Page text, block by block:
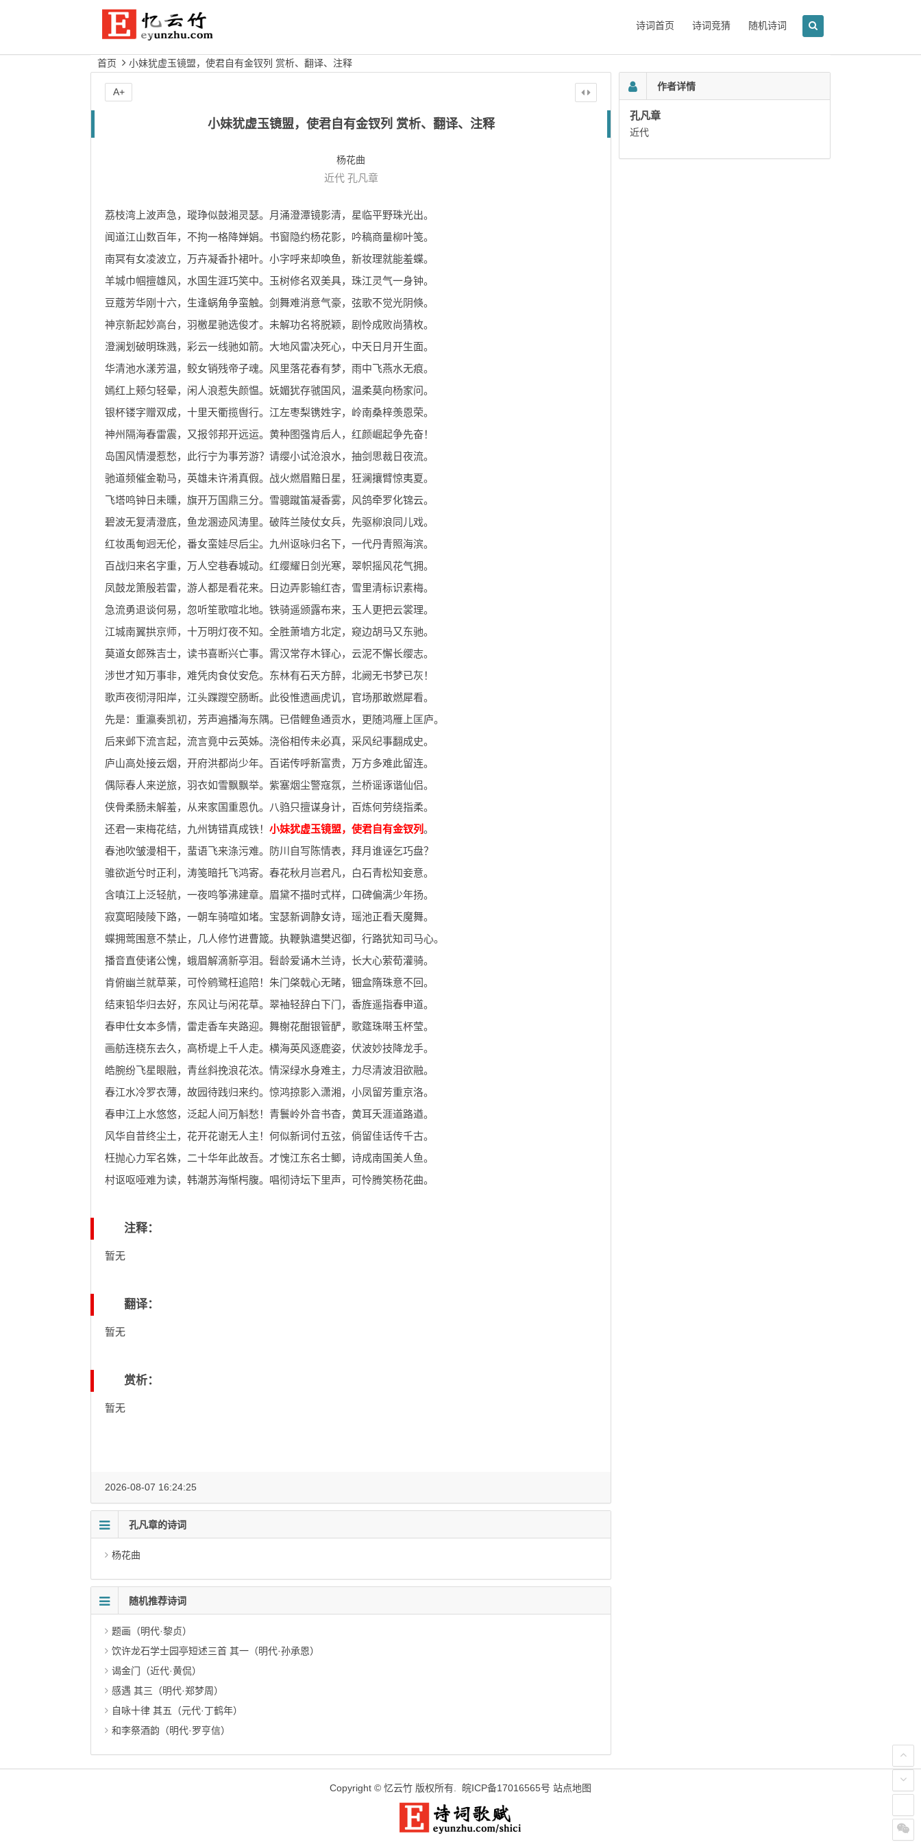
诗词首页 诗词竞猜 随机诗词
首页 小妹犹虚玉镜盟，使君自有金钗列 赏析、翻译、注释
小妹犹虚玉镜盟，使君自有金钗列 赏析、翻译、注释
杨花曲
近代 孔凡章
荔枝湾上波声急，瑽琤似鼓湘灵瑟。月涌澄潭镜影清，星临平野珠光出。
闻道江山数百年，不拘一格降婵娟。书窗隐约杨花影，吟稿商量柳叶笺。
南冥有女凌波立，万卉凝香扑裙叶。小字呼来却唤鱼，新妆理就能羞蝶。
羊城巾帼擅雄风，水国生涯巧笑中。玉树修名双美具，珠江灵气一身钟。
豆蔻芳华刚十六，生逢蜗角争蛮触。剑舞难消意气豪，弦歌不觉光阴倏。
神京新起妙高台，羽檄星驰选俊才。未解功名将脱颖，剧怜成败尚猜枚。
澄澜划破明珠溅，彩云一线驰如箭。大地风雷决死心，中天日月开生面。
华清池水漾芳温，鲛女销残帝子魂。风里落花春有梦，雨中飞燕水无痕。
嫣红上颊匀轻晕，闲人浪惹失颜愠。妩媚犹存虢国风，温柔莫向杨家问。
银杯镂字赠双成，十里天衢揽辔行。江左枣梨镌姓字，岭南桑梓羡恩荣。
神州隔海春雷震，又报邻邦开远运。黄种图强肯后人，红颜崛起争先奋！
岛国风情漫惹愁，此行宁为事芳游？请缨小试沧浪水，抽剑思裁日夜流。
驰道频催金勒马，英雄未许淆真假。战火燃眉黯日星，狂澜攘臂惊夷夏。
飞塔鸣钟日未曛，旗开万国鼎三分。雪骢蹴笛凝香雾，风鸽牵罗化锦云。
碧波无复清澄底，鱼龙溷迹风涛里。破阵兰陵仗女兵，先驱柳浪同儿戏。
红妆禹甸迥无伦，番女蛮娃尽后尘。九州讴咏归名下，一代丹青照海滨。
百战归来名字重，万人空巷春城动。红缨耀日剑光寒，翠帜摇风花气拥。
凤鼓龙箫殷若雷，游人都是看花来。日边弄影输红杏，雪里清标识素梅。
急流勇退谈何易，忽听笙歌喧北地。铁骑遥颁露布来，玉人更把云裳理。
江城南翼拱京师，十万明灯夜不知。全胜萧墙方北定，窥边胡马又东驰。
莫道女郎殊吉士，读书喜断兴亡事。霄汉常存木铎心，云泥不懈长缨志。
涉世才知万事非，难凭肉食仗安危。东林有石天方醉，北阙无书梦已灰！
歌声夜彻浔阳岸，江头蹀躞空肠断。此役惟遗画虎讥，官场那敢燃犀看。
先是：重瀛奏凯初，芳声遍播海东隅。已借鲤鱼通贡水，更随鸿雁上匡庐。
后来邺下流言起，流言竟中云英姊。浇俗相传未必真，采风纪事翻成史。
庐山高处接云烟，开府洪都尚少年。百诺传呼新富贵，万方多难此留连。
偶际春人来逆旅，羽衣如雪飘飘举。紫塞烟尘警寇氛，兰桥谣诼谐仙侣。
侠骨柔肠未解羞，从来家国重恩仇。八驺只擅谋身计，百炼何劳绕指柔。
还君一束梅花结，九州铸错真成铁！ 小妹犹虚玉镜盟，使君自有金钗列。
春池吹皱漫相干，蜚语飞来涤污难。防川自写陈情表，拜月谁诬乞巧盘？
骓欲逝兮时正利，涛笺暗托飞鸿寄。春花秋月岂君凡，白石青松知妾意。
含嗔江上泛轻航，一夜鸣筝沸建章。眉黛不描时式样，口碑偏满少年扬。
寂寞昭陵陵下路，一朝车骑喧如堵。宝瑟新调静女诗，瑶池正看天魔舞。
蝶拥莺围意不禁止，几人修竹进曹箴。执鞭孰遣樊迟御，行路犹知司马心。
播音直使诸公愧，蛾眉解滴新亭泪。髫龄爱诵木兰诗，长大心萦荀灌骑。
肯俯幽兰就草莱，可怜鹓鹭枉追陪！朱门棨戟心无睹，钿盒隋珠意不回。
结束铅华归去好，东风让与闲花草。翠袖轻辞白下门，香旌遥指春申道。
春申仕女本多情，雷走香车夹路迎。舞榭花酣银管酽，歌筵珠啭玉杯莹。
画舫连桡东去久，高桥堤上千人走。横海英风逐鹿姿，伏波妙技降龙手。
皓腕纷飞星眼融，青丝斜挽浪花浓。情深绿水身难主，力尽清波泪欲融。
春江水冷罗衣薄，故园待践归来约。惊鸿掠影入潇湘，小凤留芳重京洛。
春申江上水悠悠，泛起人间万斛愁！青鬟岭外音书杳，黄耳夭涯道路遒。
风华自昔终尘土，花开花谢无人主！何似新词付五弦，倘留佳话传千古。
枉抛心力军名姝，二十华年此故吾。才愧江东名士鲫，诗成南国美人鱼。
村讴呕哑难为读，韩潮苏海惭枵腹。唱彻诗坛下里声，可怜腾笑杨花曲。
注释：
暂无
翻译：
暂无
赏析：
暂无
A+
2026-08-07 16:24:25
孔凡章的诗词
杨花曲
随机推荐诗词
题画（明代·黎贞）
饮许龙石学士园亭短述三首 其一（明代·孙承恩）
谒金门（近代·黄侃）
感遇 其三（明代·郑梦周）
自咏十律 其五（元代·丁鹤年）
和李祭酒韵（明代·罗亨信）
作者详情
孔凡章
近代
Copyright © 忆云竹 版权所有. 皖ICP备17016565号 站点地图